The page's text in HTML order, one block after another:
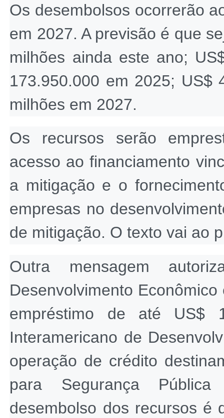
Os desembolsos ocorrerão
em 2027. A previsão é que
milhões ainda este ano;
173.950.000 em 2025;
milhões em 2027.
Os recursos serão
acesso ao financiamento
a mitigação e o
empresas no
de mitigação. O texto vai ao
Outra mensagem
Desenvolvimento
empréstimo de até US$
Interamericano de
operação de crédito
para Segurança
desembolso dos recursos é